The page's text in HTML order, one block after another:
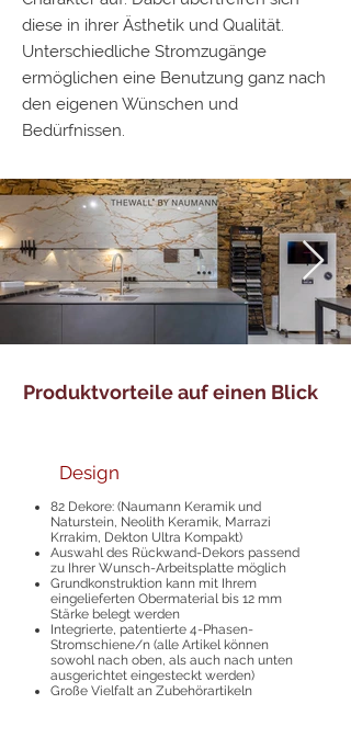
diese in ihrer Ästhetik und Qualität.
Unterschiedliche Stromzugänge
ermöglichen eine Benutzung ganz nach
den eigenen Wünschen und
Bedürfnissen.
Produktvorteile auf einen Blick
Design
82 Dekore: (Naumann Keramik und
Naturstein, Neolith Keramik, Marrazi
Krrakim, Dekton Ultra Kompakt)
Auswahl des Rückwand-Dekors passend
zu Ihrer Wunsch-Arbeitsplatte möglich
Grundkonstruktion kann mit Ihrem
eingelieferten Obermaterial bis 12 mm
Stärke belegt werden
Integrierte, patentierte 4-Phasen-
Stromschiene/n (alle Artikel können
sowohl nach oben, als auch nach unten
ausgerichtet eingesteckt werden)
Große Vielfalt an Zubehörartikeln